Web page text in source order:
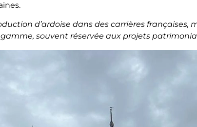
d’ardoise dans des carrières françaises,
souvent réservée aux projets